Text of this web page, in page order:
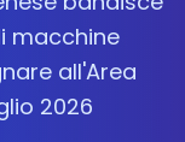
macchine
all'Area
2026